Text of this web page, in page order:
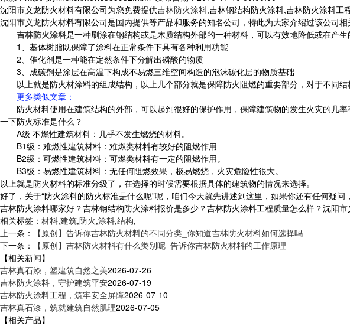
沈阳市义龙防火材料有限公司为您免费提供吉林防火涂料,吉林钢结构防火涂料,吉林防火涂料工
沈阳市义龙防火材料有限公司是国内提供等产品和服务的知名公司，特此为大家介绍过该公司
吉林防火涂料是一种刷涂在钢结构或是木质结构外部的一种材料，可以有效地降低或在产
1、基体树脂既保障了涂料在正常条件下具有各种利用功能
2、催化剂是一种能在定然条件下分解出磷酸的物质
3、成碳剂是涂层在高温下构成不易燃三维空间构造的泡沫碳化层的物质基础
以上就是防火材涂料的组成结构，以上几个部分就是保障防火阻燃的重要部分，对于不同
更多类似文章 ：
防火材料使用在建筑结构的外部，可以起到很好的保护作用，保障建筑物的发生火灾的几
一下防火标准是什么？
A级 不燃性建筑材料：几乎不发生燃烧的材料。
B1级：难燃性建筑材料：难燃类材料有较好的阻燃作用
B2级：可燃性建筑材料：可燃类材料有一定的阻燃作用。
B3级：易燃性建筑材料：无任何阻燃效果，极易燃烧，火灾危险性很大。
以上就是防火材料的标准分级了，在选择的时候需要根据具体的建筑物的情况来选择。
好了，关于“防火涂料的防火标准是什么呢”呢，咱们今天就先讲述到这里，如果你还有任何疑
吉林防火涂料哪家好？吉林钢结构防火涂料报价是多少？吉林防火涂料工程质量怎么样？沈
相关标签： 材料,建筑,防火,涂料,结构,
上一条：
【原创】告诉你吉林防火材料的不同分类_你知道吉林防火材料如何选择吗
下一条：
【原创】吉林防火材料有什么类别呢_告诉你吉林防火材料的工作原理
【相关新闻】
吉林真石漆，塑建筑自然之美2026-07-26
吉林防火涂料，守护建筑平安2026-07-19
吉林防火涂料工程，筑牢安全屏障2026-07-10
吉林真石漆，筑就建筑自然肌理2026-07-05
【相关产品】